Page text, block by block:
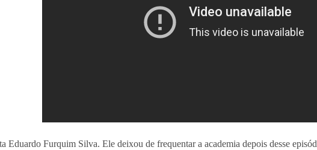
Eduardo Furquim Silva. Ele deixou de frequentar a academia depois desse